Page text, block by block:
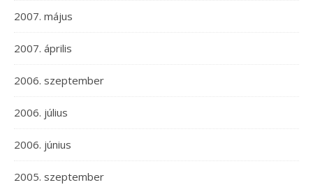
2007. május
2007. április
2006. szeptember
2006. július
2006. június
2005. szeptember